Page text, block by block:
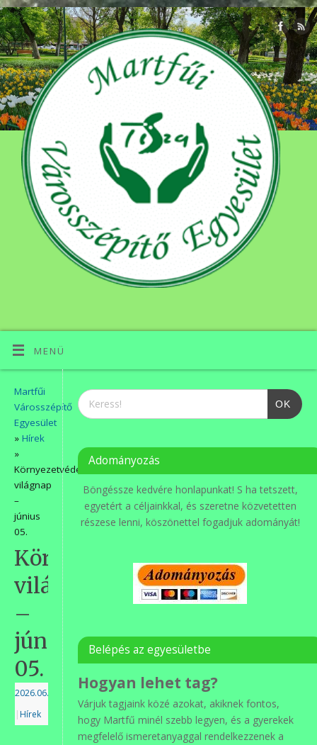
MENÜ
Martfűi
Városszépítő
Egyesület
»Hírek
»
Környezetvédelmi
világnap
–
június
05.
Környezetvédelmi
világnap
–
június
05.
2026.06.09.
|Hírek
OK
Adományozás
Böngéssze kedvére honlapunkat! S ha tetszett,
egyetért a céljainkkal, és szeretne közvetetten
részese lenni, köszönettel fogadjuk adományát!
Belépés az egyesületbe
Hogyan lehet tag?
Várjuk tagjaink közé azokat, akiknek fontos,
hogy Martfű minél szebb legyen, és a gyerekek
megfelelő ismeretanyaggal rendelkezzenek a